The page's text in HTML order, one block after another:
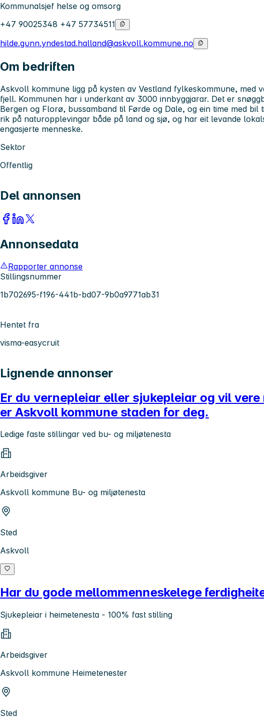
Kommunalsjef helse og omsorg
+47 90025348 +47 57734511
hilde.gunn.yndestad.halland@askvoll.kommune.no
Om bedriften
Askvoll kommune ligg på kysten av Vestland fylkeskommune, med
fjell. Kommunen har i underkant av 3000 innbyggjarar. Det er
Bergen og Florø, bussamband til Førde og Dale, og ein time med bil
rik på naturopplevingar både på land og sjø, og har eit levande
engasjerte menneske.
Sektor
Offentlig
Del annonsen
Annonsedata
Rapporter annonse
Stillingsnummer
1b702695-f196-441b-bd07-9b0a9771ab31
Hentet fra
visma-easycruit
Lignende annonser
Er du vernepleiar eller sjukepleiar og vil
er Askvoll kommune staden for deg.
Ledige faste stillingar ved bu- og miljøtenesta
Arbeidsgiver
Askvoll kommune Bu- og miljøtenesta
Sted
Askvoll
Har du gode mellommenneskelege
Sjukepleiar i heimetenesta - 100% fast stilling
Arbeidsgiver
Askvoll kommune Heimetenester
Sted